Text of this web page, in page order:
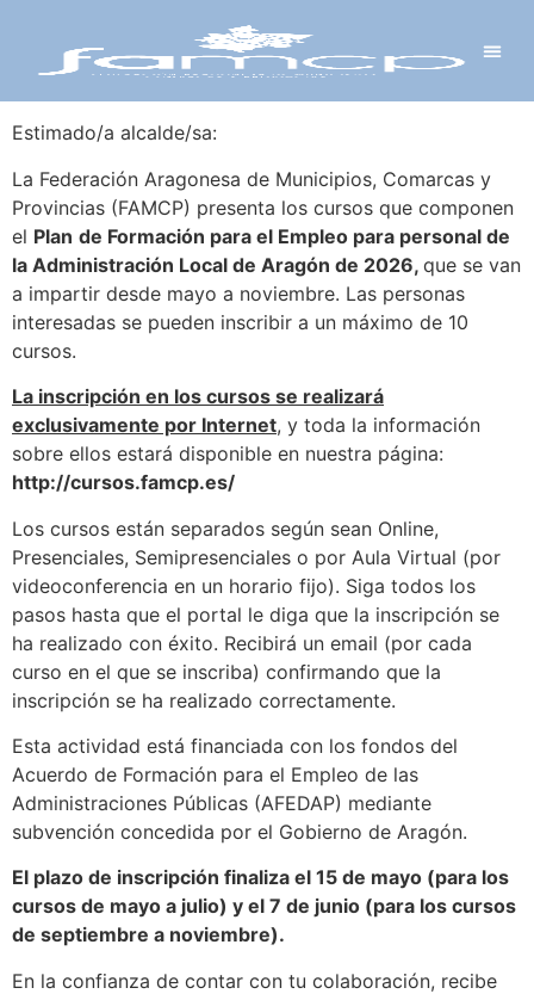
Estimado/a alcalde/sa:
La Federación Aragonesa de Municipios, Comarcas y
Provincias (FAMCP) presenta los cursos que componen
el Plan de Formación para el Empleo para personal de
la Administración Local de Aragón de 2026, que se van
a impartir desde mayo a noviembre. Las personas
interesadas se pueden inscribir a un máximo de 10
cursos.
La inscripción en los cursos se realizará
exclusivamente por Internet, y toda la información
sobre ellos estará disponible en nuestra página:
http://cursos.famcp.es/
Los cursos están separados según sean Online,
Presenciales, Semipresenciales o por Aula Virtual (por
videoconferencia en un horario fijo). Siga todos los
pasos hasta que el portal le diga que la inscripción se
ha realizado con éxito. Recibirá un email (por cada
curso en el que se inscriba) confirmando que la
inscripción se ha realizado correctamente.
Esta actividad está financiada con los fondos del
Acuerdo de Formación para el Empleo de las
Administraciones Públicas (AFEDAP) mediante
subvención concedida por el Gobierno de Aragón.
El plazo de inscripción finaliza el 15 de mayo (para los
cursos de mayo a julio) y el 7 de junio (para los cursos
de septiembre a noviembre).
En la confianza de contar con tu colaboración, recibe